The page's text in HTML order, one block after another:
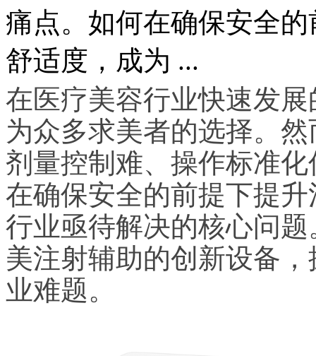
痛点。如何在确保安全
舒适度，成为 ...
在医疗美容行业快速发
为众多求美者的选择。
剂量控制难、操作标准
在确保安全的前提下提
行业亟待解决的核心问
美注射辅助的创新设备
业难题。